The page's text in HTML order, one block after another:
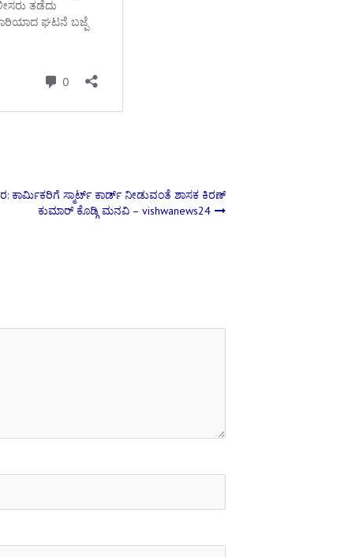
ಕಾರ್ಮಿಕರಿಗೆ ಸ್ಮಾರ್ಟ್‌ ಕಾರ್ಡ್ ನೀಡುವಂತೆ ಶಾಸಕ ಕಿರಣ್
ಕುಮಾರ್ ಕೊಡ್ಗಿ ಮನವಿ – vishwanews24